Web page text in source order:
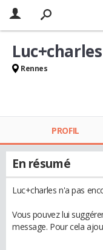
Rennes
PROFIL
En résumé
Luc+charles n'a pas
Vous pouvez lui
message. Pour cela